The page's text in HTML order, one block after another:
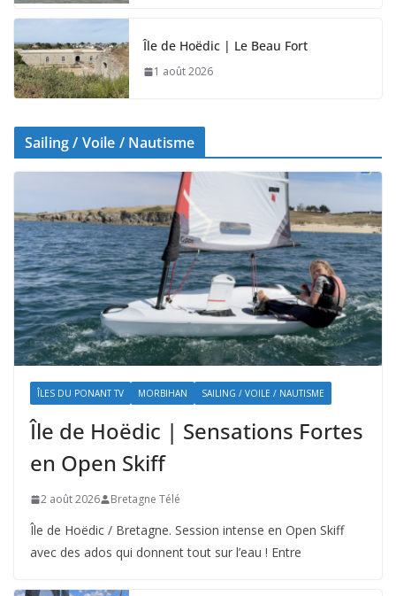
Île de Hoëdic | Le Beau Fort
1 août 2026
Sailing / Voile / Nautisme
ÎLES DU PONANT TV MORBIHAN SAILING / VOILE / NAUTISME
Île de Hoëdic | Sensations Fortes
en Open Skiff
2 août 2026 Bretagne Télé
Île de Hoëdic / Bretagne. Session intense en Open Skiff
avec des ados qui donnent tout sur l’eau ! Entre